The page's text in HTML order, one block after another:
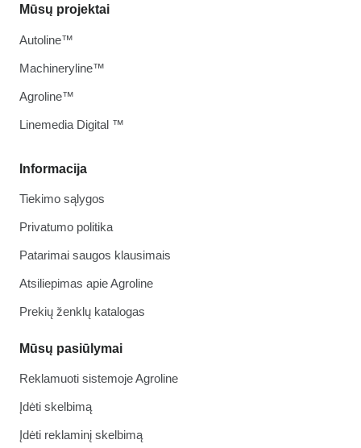
Informacija
Tiekimo sąlygos
Privatumo politika
Patarimai saugos klausimais
Atsiliepimas apie Agroline
Prekių ženklų katalogas
Mūsų pasiūlymai
Reklamuoti sistemoje Agroline
Įdėti skelbimą
Įdėti reklaminį skelbimą
Mūsų projektai
Autoline™
Machineryline™
Agroline™
Linemedia Digital ™